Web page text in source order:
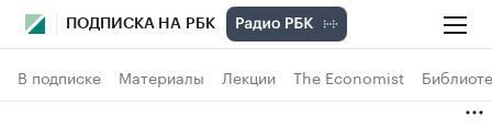
ПОДПИСКА НА РБК
В подписке Материалы Лекции The Economist